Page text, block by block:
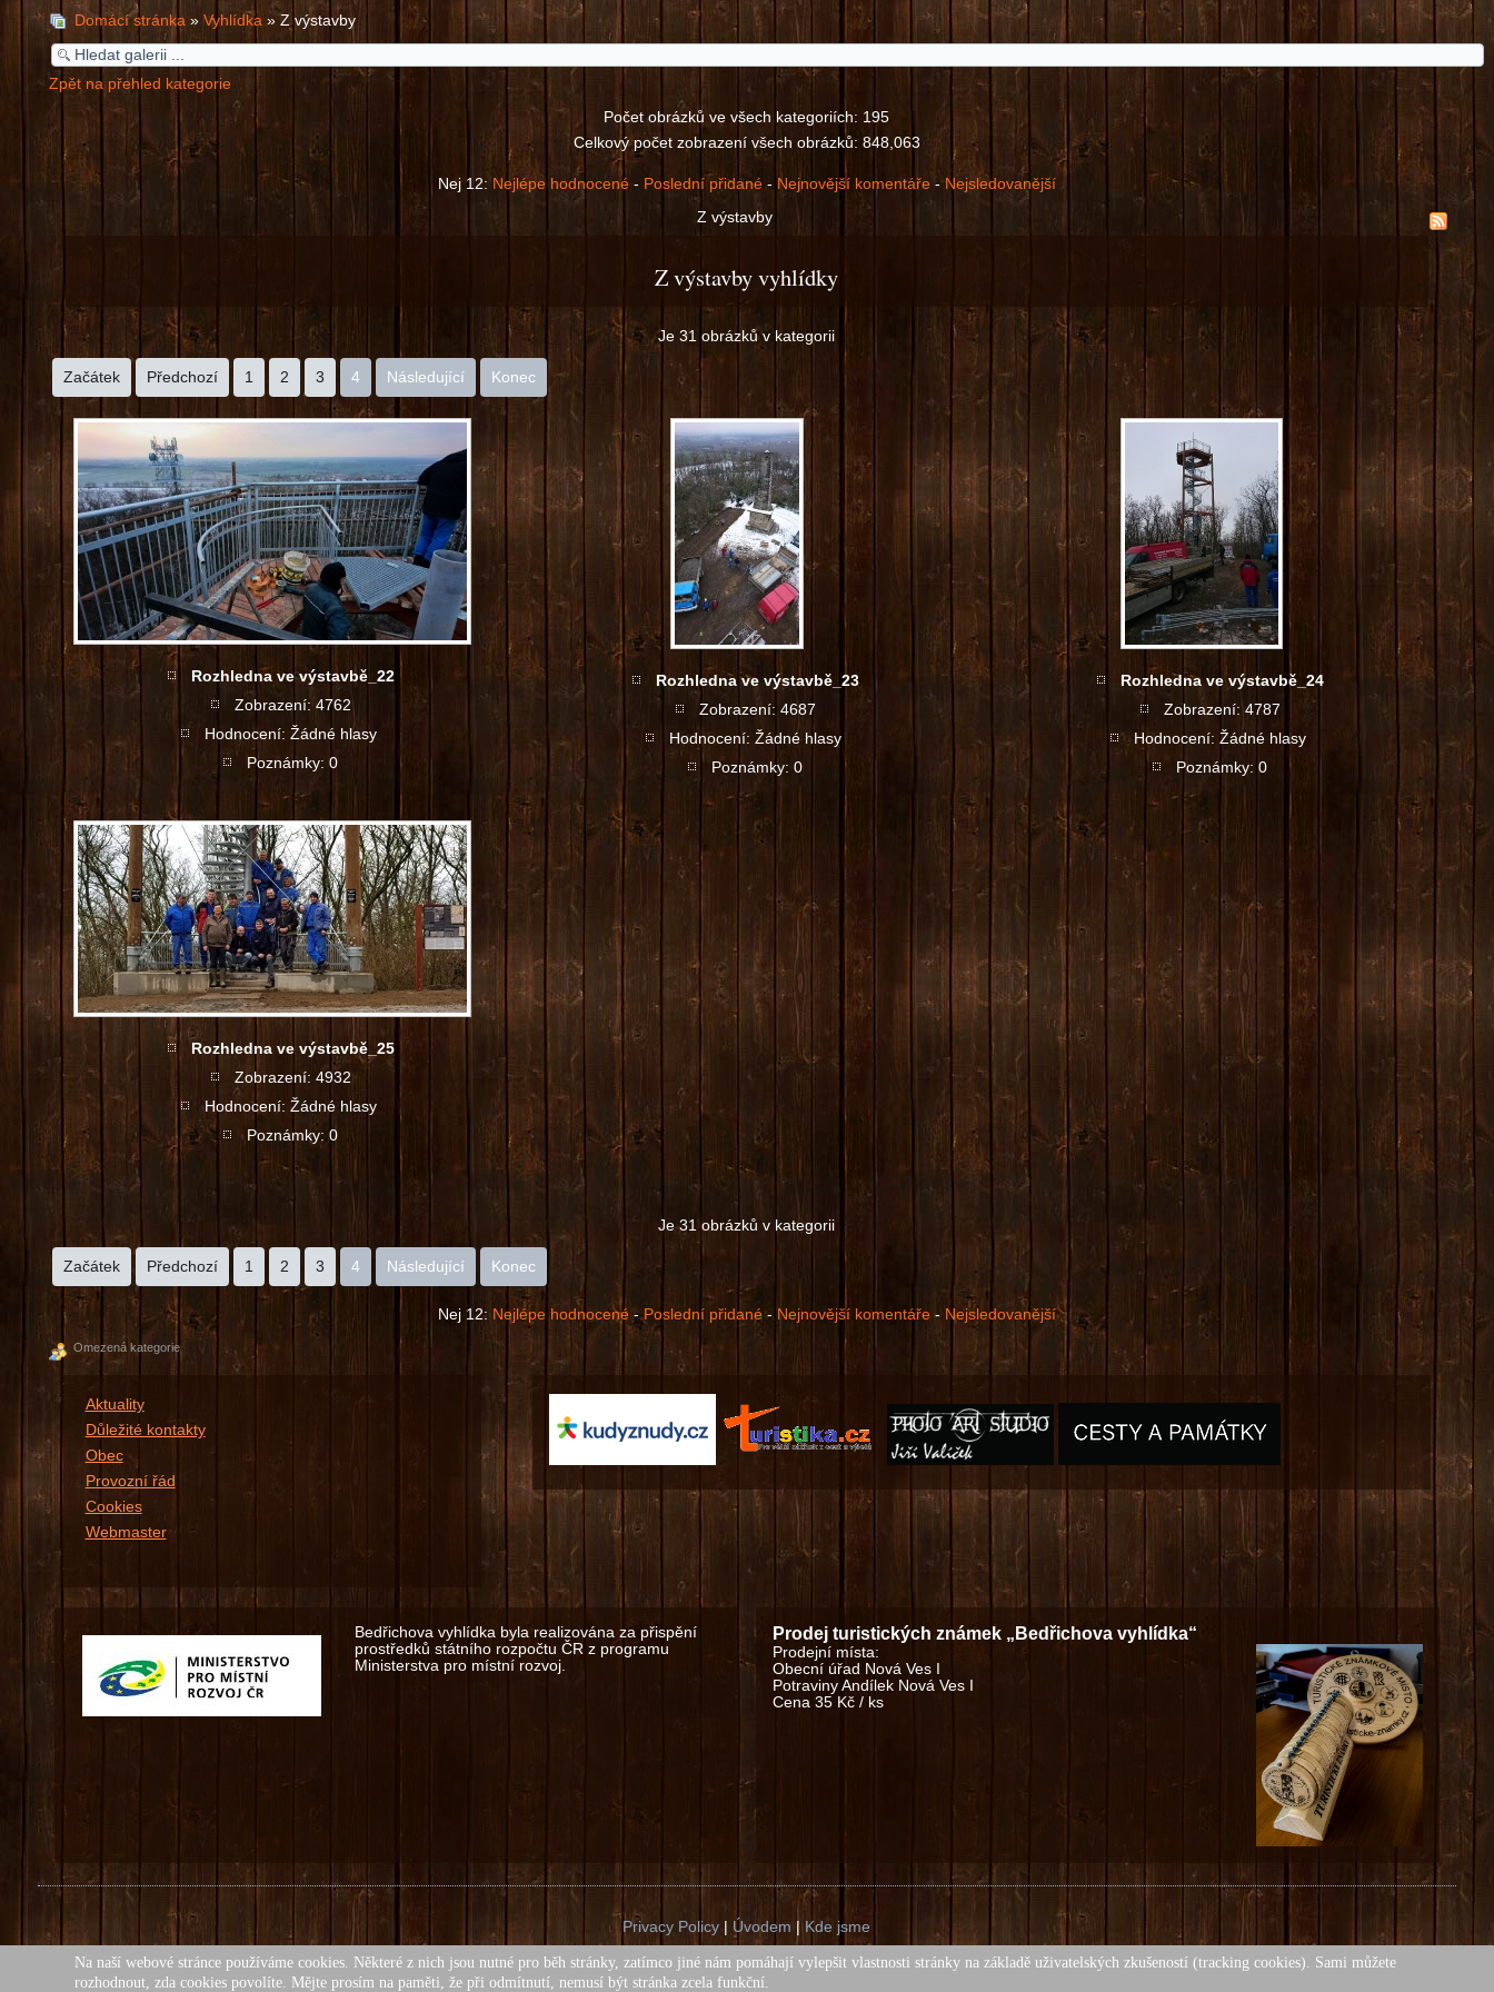
Domácí stránka» Vyhlídka» Z výstavby
Zpět na přehled kategorie
Počet obrázků ve všech kategoriích: 195
Celkový počet zobrazení všech obrázků: 848,063
Nej 12: Nejlépe hodnocené- Poslední přidané- Nejnovější komentáře- Nejsledovanější
Z výstavby
Z výstavby vyhlídky
Je 31 obrázků v kategorii
Začátek Předchozí 1 2 3 4 Následující Konec
Rozhledna ve výstavbě_22
Zobrazení: 4762
Hodnocení: Žádné hlasy
Poznámky: 0
Rozhledna ve výstavbě_23
Zobrazení: 4687
Hodnocení: Žádné hlasy
Poznámky: 0
Rozhledna ve výstavbě_24
Zobrazení: 4787
Hodnocení: Žádné hlasy
Poznámky: 0
Rozhledna ve výstavbě_25
Zobrazení: 4932
Hodnocení: Žádné hlasy
Poznámky: 0
Je 31 obrázků v kategorii
Začátek Předchozí 1 2 3 4 Následující Konec
Nej 12: Nejlépe hodnocené-Poslední přidané- Nejnovější komentáře- Nejsledovanější
Omezená kategorie
Aktuality
Důležité kontakty
Obec
Provozní řád
Cookies
Webmaster
Bedřichova vyhlídka byla realizována za přispění
prostředků státního rozpočtu ČR z programu
Ministerstva pro místní rozvoj.
Prodej turistických známek „Bedřichova vyhlídka“
Prodejní místa:
Obecní úřad Nová Ves I
Potraviny Andílek Nová Ves I
Cena 35 Kč / ks
Privacy Policy Úvodem
Kde jsme
Copyright obec Nová Ves I © 2018. All Rights Reserved.
Všechny texty a fotografie na těchto stránkách jsou chráněny autorským zákonem
Na naší webové stránce používáme cookies. Některé z nich jsou nutné pro běh stránky, zatímco jiné nám pomáhají vylepšit vlastnosti stránky na základě uživatelských zkušeností (tracking cookies). Sami můžete
rozhodnout, zda cookies povolíte. Mějte prosím na paměti, že při odmítnutí, nemusí být stránka zcela funkční.